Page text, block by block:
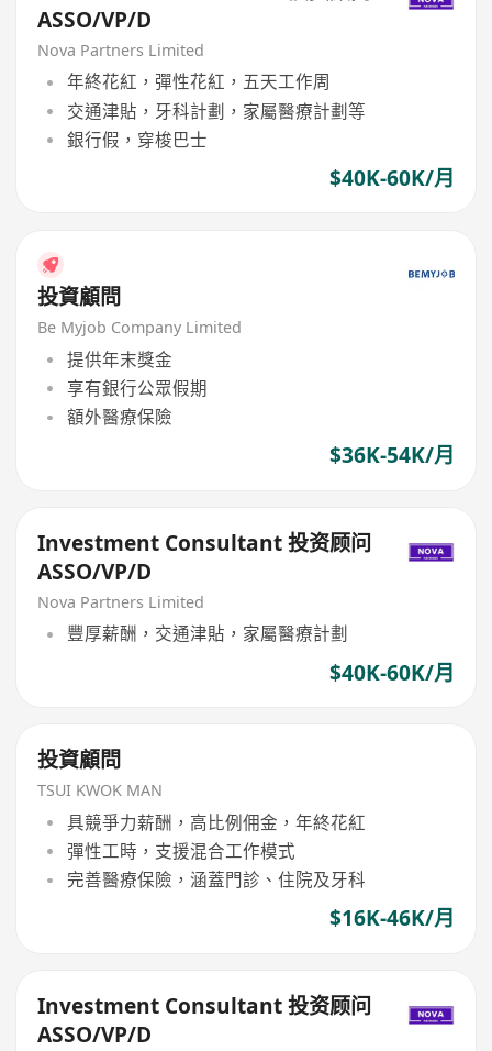
ASSO/VP/D
Nova Partners Limited
年終花紅，彈性花紅，五天工作周
交通津貼，牙科計劃，家屬醫療計劃等
銀行假，穿梭巴士
$40K-60K/月
投資顧問
Be Myjob Company Limited
提供年末獎金
享有銀行公眾假期
額外醫療保險
$36K-54K/月
Investment Consultant 投资顾问
ASSO/VP/D
Nova Partners Limited
豐厚薪酬，交通津貼，家屬醫療計劃
$40K-60K/月
投資顧問
TSUI KWOK MAN
具競爭力薪酬，高比例佣金，年終花紅
彈性工時，支援混合工作模式
完善醫療保險，涵蓋門診、住院及牙科
$16K-46K/月
Investment Consultant 投资顾问
ASSO/VP/D